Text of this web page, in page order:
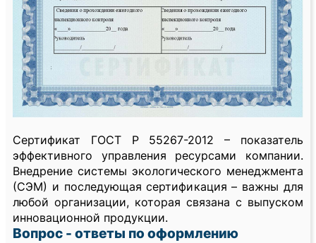
Сертификат ГОСТ Р 55267-2012 – показатель
эффективного управления ресурсами компании.
Внедрение системы экологического менеджмента
(СЭМ) и последующая сертификация – важны для
любой организации, которая связана с выпуском
инновационной продукции.
Вопрос - ответы по оформлению